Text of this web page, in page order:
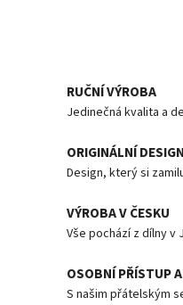
RUČNÍ VÝROBA
Jedinečná kvalita a
ORIGINÁLNÍ DESIGN
Design, který si
VÝROBA V ČESKU
Vše pochází z dílny v
OSOBNÍ PŘÍSTUP
S našim přátelským